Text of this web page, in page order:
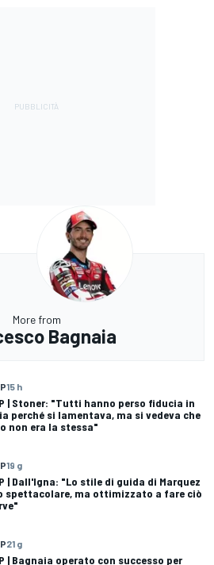
More from
Bagnaia
15 h
| Stoner: "Tutti hanno perso fiducia in
perché si lamentava, ma si vedeva che
non era la stessa"
19 g
| Dall'Igna: "Lo stile di guida di Marquez
spettacolare, ma ottimizzato a fare ciò
21 g
| Bagnaia operato con successo per